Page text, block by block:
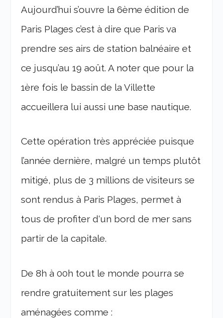
Aujourd’hui s’ouvre la 6ème édition de
Paris Plages c’est à dire que Paris va
prendre ses airs de station balnéaire et
ce jusqu’au 19 août. A noter que pour la
1ère fois le bassin de la Villette
accueillera lui aussi une base nautique.
Cette opération très appréciée puisque
l’année dernière, malgré un temps plutôt
mitigé, plus de 3 millions de visiteurs se
sont rendus à Paris Plages, permet à
tous de profiter d‘un bord de mer sans
partir de la capitale.
De 8h à 00h tout le monde pourra se
rendre gratuitement sur les plages
aménagées comme :